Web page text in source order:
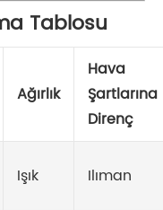
Tablosu
Ağırlık
Hava
Şartlarına
Direnç
Işık Ilıman